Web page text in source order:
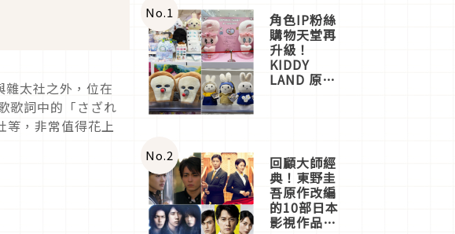
太社之外，位在
歌詞中的「さざれ
等，非常值得花上
No.1 角色IP粉絲
購物天堂再
升級！
KIDDY
LAND 原宿
店3分即達
No.2 回顧大師經
典！東野圭
吾原作改編
的10部日本
影視作品推